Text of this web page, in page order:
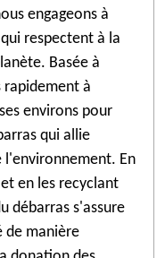
engageons à
respectent à la
Basée à
rapidement à
environs pour
qui allie
l'environnement. En
en les recyclant
débarras s'assure
de manière